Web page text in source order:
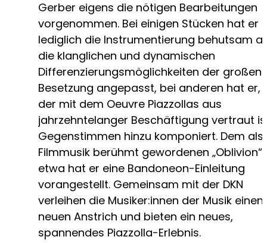
Gerber eigens die nötigen Bearbeitungen
vorgenommen. Bei einigen Stücken hat er
lediglich die Instrumentierung behutsam
die klanglichen und dynamischen
Differenzierungsmöglichkeiten der großen
Besetzung angepasst, bei anderen hat er,
der mit dem Oeuvre Piazzollas aus
jahrzehntelanger Beschäftigung vertraut
Gegenstimmen hinzu komponiert. Dem als
Filmmusik berühmt gewordenen „Oblivion“
etwa hat er eine Bandoneon-Einleitung
vorangestellt. Gemeinsam mit der DKN
verleihen die Musiker:innen der Musik einen
neuen Anstrich und bieten ein neues,
spannendes Piazzolla-Erlebnis.